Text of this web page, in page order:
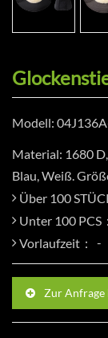
Modell:
Material: 1680
Blau, Weiß.
Über 100
Unter 100 PCS
Vorlaufzeit：
Zur Anfrage